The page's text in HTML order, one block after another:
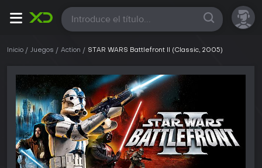
Todas
Inicio Juegos Action STAR WARS Battlefront II (Classic, 2005)